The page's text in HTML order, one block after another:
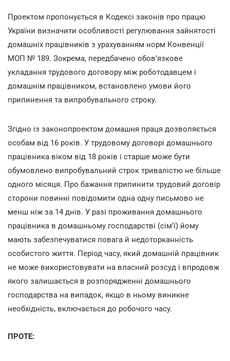
Проектом пропонується в Кодексі законів про працю
України визначити особливості регулювання зайнятості
домашніх працівників з урахуванням норм Конвенції
МОП № 189. Зокрема, передбачено обов'язкове
укладання трудового договору між роботодавцем і
домашнім працівником, встановлено умови його
припинення та випробувального строку.
Згідно із законопроектом домашня праця дозволяється
особам від 16 років. У трудовому договорі домашнього
працівника віком від 18 років і старше може бути
обумовлено випробувальний строк тривалістю не більше
одного місяця. Про бажання припинити трудовий договір
сторони повинні повідомити одна одну письмово не
менш ніж за 14 днів. У разі проживання домашнього
працівника в домашньому господарстві (сім'ї) йому
мають забезпечуватися повага й недоторканність
особистого життя. Період часу, який домашній працівник
не може використовувати на власний розсуд і впродовж
якого залишається в розпорядженні домашнього
господарства на випадок, якщо в ньому виникне
необхідність, включається до робочого часу.
ПРОТЕ: